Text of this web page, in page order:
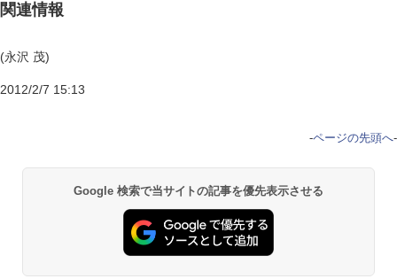
関連情報
(永沢 茂)
2012/2/7 15:13
-ページの先頭へ-
Google 検索で当サイトの記事を優先表示させる